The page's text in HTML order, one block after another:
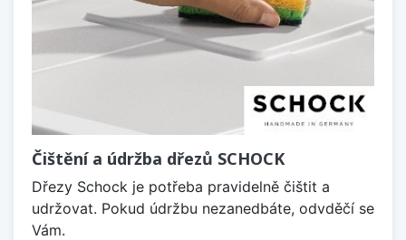
Čištění a údržba dřezů SCHOCK
Dřezy Schock je potřeba pravidelně čištit a
udržovat. Pokud údržbu nezanedbáte, odvděčí se
Vám.